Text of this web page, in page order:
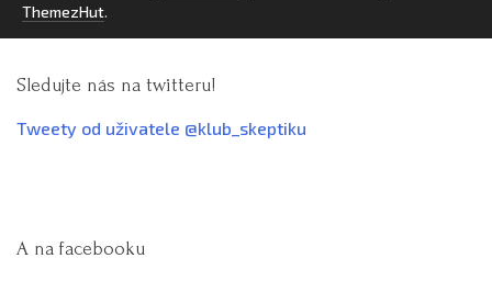
ThemezHut.
Sledujte nás na twitteru!
Tweety od uživatele @klub_skeptiku
A na facebooku